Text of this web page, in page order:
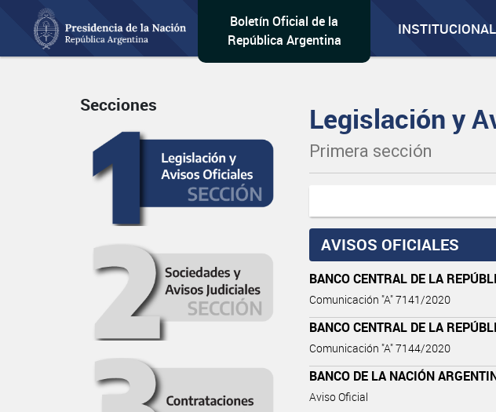
Boletín Oficial de la
República Argentina
INSTITUCIONAL
Secciones Legislación y
Primera sección
AVISOS OFICIALES
BANCO CENTRAL DE LA
Comunicación "A" 7141/2020
BANCO CENTRAL DE LA
Comunicación "A" 7144/2020
BANCO DE LA NACIÓN
Aviso Oficial